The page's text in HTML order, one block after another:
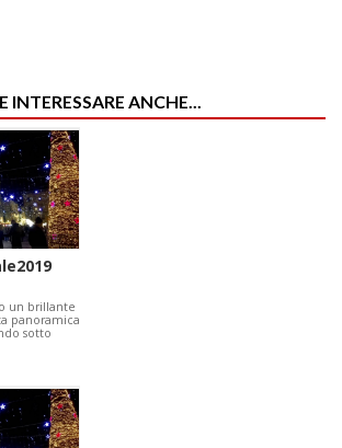
INTERESSARE ANCHE...
un brillante
panoramica
sotto